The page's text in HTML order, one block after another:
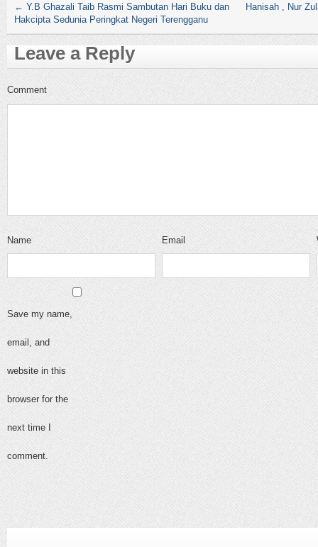
← Y.B Ghazali Taib Rasmi Sambutan Hari Buku dan
Hakcipta Sedunia Peringkat Negeri Terengganu
Hanisah , Nur
Leave a Reply
Comment
Name Email
Save my name,
email, and
website in this
browser for the
next time I
comment.